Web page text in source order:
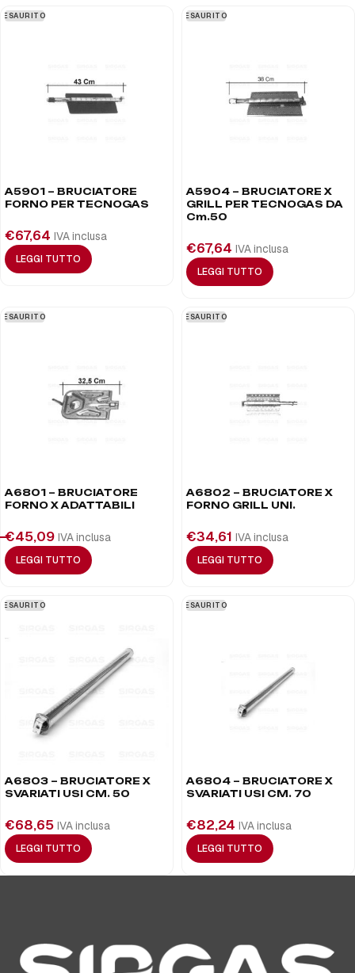
ESAURITO
A5901 – BRUCIATORE
FORNO PER TECNOGAS
€67,64 IVA inclusa
LEGGI TUTTO
ESAURITO
A5904 – BRUCIATORE X
GRILL PER TECNOGAS DA
Cm.50
€67,64 IVA inclusa
LEGGI TUTTO
ESAURITO
A6801 – BRUCIATORE
FORNO X ADATTABILI
€45,09 IVA inclusa
LEGGI TUTTO
ESAURITO
A6802 – BRUCIATORE X
FORNO GRILL UNI.
€34,61 IVA inclusa
LEGGI TUTTO
ESAURITO
A6803 – BRUCIATORE X
SVARIATI USI CM. 50
€68,65 IVA inclusa
LEGGI TUTTO
ESAURITO
A6804 – BRUCIATORE X
SVARIATI USI CM. 70
€82,24 IVA inclusa
LEGGI TUTTO